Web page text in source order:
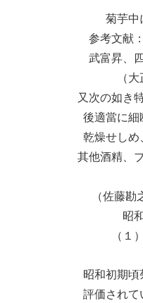
菊芋中
参考文献
武富昇、
（
又次の如き
後適當に
乾燥せしめ
其他酒精、
（佐藤勘
昭
（１
昭和初期頃
評価されて